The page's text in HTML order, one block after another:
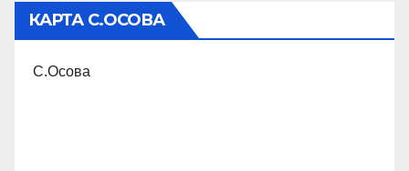
КАРТА С.ОСОВА
С.Осова